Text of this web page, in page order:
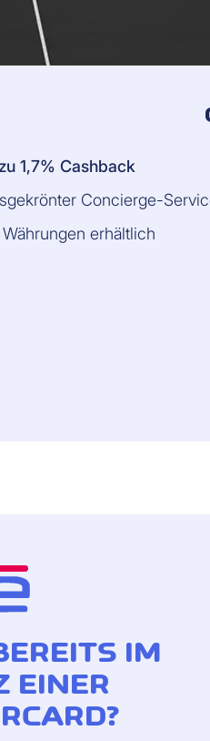
1,7% Cashback
Concierge-
erhältlich
IM
EINER